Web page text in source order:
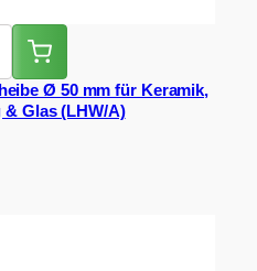
Ø 50 mm für Keramik,
Glas (LHW/A)